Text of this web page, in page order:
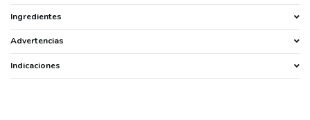
Ingredientes
Advertencias
Indicaciones